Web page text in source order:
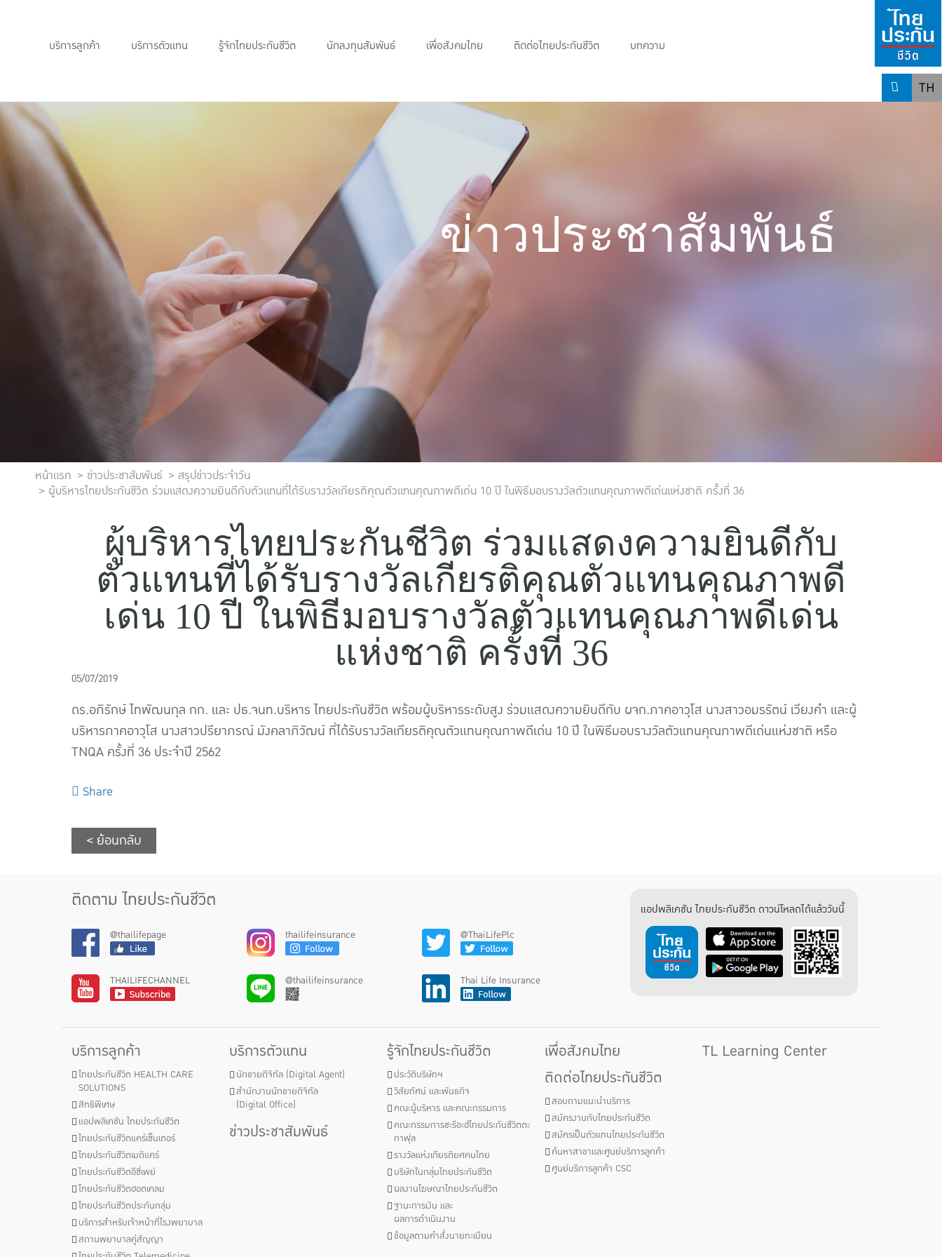
บริการลูกค้า บริการตัวแทน รู้จักไทยประกันชีวิต นักลงทุนสัมพันธ์ เพื่อสังคมไทย ติดต่อไทยประกันชีวิต บทความ
TH
ข่าวประชาสัมพันธ์
หน้าแรก ข่าวประชาสัมพันธ์
สรุปข่าวประจำวัน
ผู้บริหารไทยประกันชีวิต ร่วมแสดงความยินดีกับตัวแทนที่ได้รับรางวัลเกียรติคุณตัวแทนคุณภาพดีเด่น 10 ปี ในพิธีมอบรางวัลตัวแทนคุณภาพดีเด่นแห่งชาติ ครั้งที่ 36
ผู้บริหารไทยประกันชีวิต ร่วมแสดงความยินดีกับ
ตัวแทนที่ได้รับรางวัลเกียรติคุณตัวแทนคุณภาพดี
เด่น 10 ปี ในพิธีมอบรางวัลตัวแทนคุณภาพดีเด่น
แห่งชาติ ครั้งที่ 36
05/07/2019
ดร.อภิรักษ์ ไทพัฒนกุล กก. และ ปธ.จนท.บริหาร ไทยประกันชีวิต พร้อมผู้บริหารระดับสูง ร่วมแสดงความยินดีกับ ผจก.ภาคอาวุโส นางสาวอมรรัตน์ เวียงคำ และผู้
บริหารภาคอาวุโส นางสาวปรียาภรณ์ มังคลาภิวัฒน์ ที่ได้รับรางวัลเกียรติคุณตัวแทนคุณภาพดีเด่น 10 ปี ในพิธีมอบรางวัลตัวแทนคุณภาพดีเด่นแห่งชาติ หรือ
TNQA ครั้งที่ 36 ประจำปี 2562
Share
< ย้อนกลับ
ติดตาม ไทยประกันชีวิต
@thailifepage thailifeinsurance @ThaiLifePlc
THAILIFECHANNEL @thailifeinsurance Thai Life Insurance
แอปพลิเคชัน ไทยประกันชีวิต ดาวน์โหลดได้แล้ววันนี้
บริการลูกค้า
ไทยประกันชีวิต HEALTH CARE
SOLUTIONS
สิทธิพิเศษ
แอปพลิเคชัน ไทยประกันชีวิต
ไทยประกันชีวิตแคร์เซ็นเตอร์
ไทยประกันชีวิตเมดิแคร์
ไทยประกันชีวิตอีซี่เพย์
ไทยประกันชีวิตฮอตเคลม
ไทยประกันชีวิตประกันกลุ่ม
บริการสำหรับเจ้าหน้าที่โรงพยาบาล
สถานพยาบาลคู่สัญญา
บริการตัวแทน
นักขายดิจิทัล (Digital Agent)
สำนักงานนักขายดิจิทัล
(Digital Office)
ข่าวประชาสัมพันธ์
รู้จักไทยประกันชีวิต
ประวัติบริษัทฯ
วิสัยทัศน์ และพันธกิจ
คณะผู้บริหาร และคณะกรรมการ
คณะกรรมการชะรีอะฮ์ไทยประกันชีวิตตะ
กาฟุล
รางวัลแห่งเกียรติยศคนไทย
บริษัทในกลุ่มไทยประกันชีวิต
ผลงานโฆษณาไทยประกันชีวิต
ฐานะการเงิน และ
ผลการดำเนินงาน
ข้อมูลตามคำสั่งนายทะเบียน
เพื่อสังคมไทย
ติดต่อไทยประกันชีวิต
สอบถามแนะนำบริการ
สมัครงานกับไทยประกันชีวิต
สมัครเป็นตัวแทนไทยประกันชีวิต
ค้นหาสาขาและศูนย์บริการลูกค้า
ศูนย์บริการลูกค้า CSC
TL Learning Center